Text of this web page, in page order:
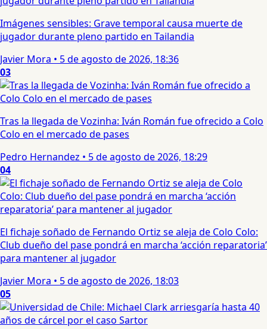
Imágenes sensibles: Grave temporal causa muerte de
jugador durante pleno partido en Tailandia
Javier Mora • 5 de agosto de 2026, 18:36
03
Tras la llegada de Vozinha: Iván Román fue ofrecido a Colo
Colo en el mercado de pases
Pedro Hernandez • 5 de agosto de 2026, 18:29
04
El fichaje soñado de Fernando Ortiz se aleja de Colo Colo:
Club dueño del pase pondrá en marcha ‘acción reparatoria’
para mantener al jugador
Javier Mora • 5 de agosto de 2026, 18:03
05